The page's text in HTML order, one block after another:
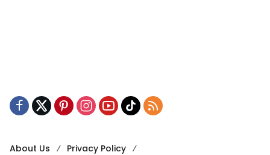
About Us
Privacy Policy